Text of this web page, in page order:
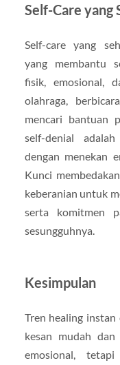
Self-Care yang
Self-care yang
yang membantu
fisik, emosional,
olahraga,
mencari bantuan
self-denial
dengan menekan
Kunci
keberanian untuk
serta komitmen
sesungguhnya.
Kesimpulan
Tren healing
kesan mudah dan
emosional,